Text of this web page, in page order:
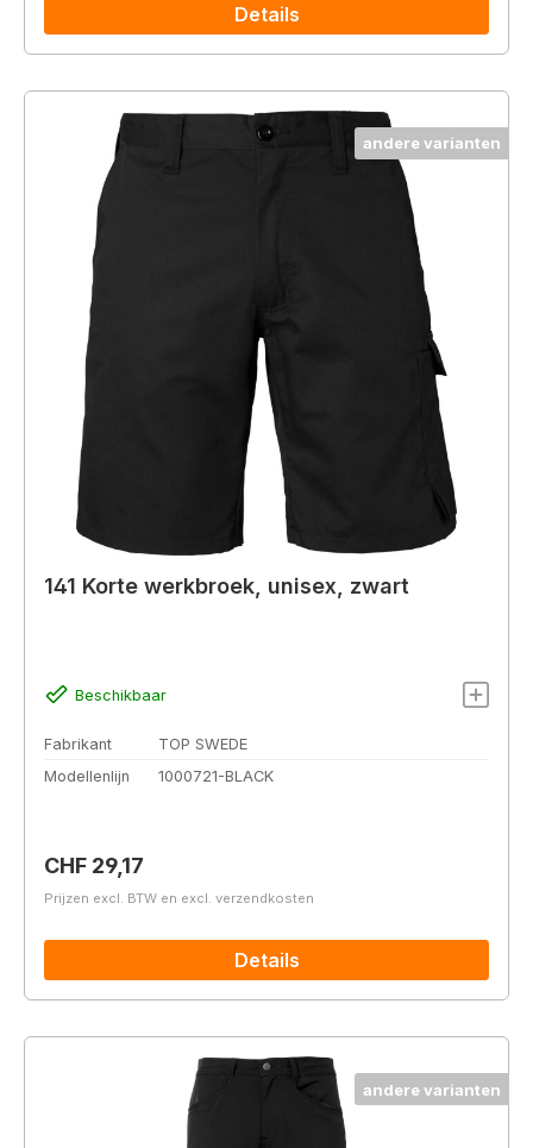
Details
andere varianten
141 Korte werkbroek, unisex, zwart
Beschikbaar
Fabrikant
TOP SWEDE
Modellenlijn
1000721-BLACK
Normale prijs:
CHF 29,17
Prijzen excl. BTW en excl. verzendkosten
Details
andere varianten